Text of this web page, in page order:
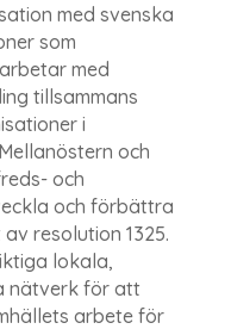
med svenska
som
med
tillsammans
i
och
och
och förbättra
resolution 1325.
lokala,
nätverk för att
arbete för